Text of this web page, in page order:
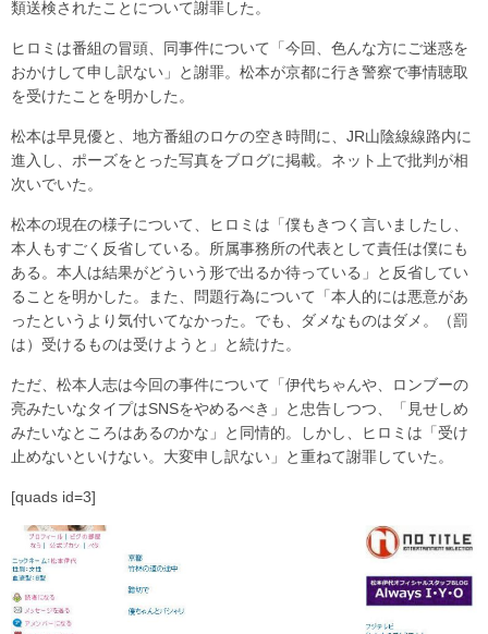
類送検されたことについて謝罪した。
ヒロミは番組の冒頭、同事件について「今回、色んな方にご迷惑を
おかけして申し訳ない」と謝罪。松本が京都に行き警察で事情聴取
を受けたことを明かした。
松本は早見優と、地方番組のロケの空き時間に、JR山陰線線路内に
進入し、ポーズをとった写真をブログに掲載。ネット上で批判が相
次いでいた。
松本の現在の様子について、ヒロミは「僕もきつく言いましたし、
本人もすごく反省している。所属事務所の代表として責任は僕にも
ある。本人は結果がどういう形で出るか待っている」と反省してい
ることを明かした。また、問題行為について「本人的には悪意があ
ったというより気付いてなかった。でも、ダメなものはダメ。（罰
は）受けるものは受けようと」と続けた。
ただ、松本人志は今回の事件について「伊代ちゃんや、ロンブーの
亮みたいなタイプはSNSをやめるべき」と忠告しつつ、「見せしめ
みたいなところはあるのかな」と同情的。しかし、ヒロミは「受け
止めないといけない。大変申し訳ない」と重ねて謝罪していた。
[quads id=3]